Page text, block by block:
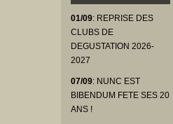
01/09: REPRISE DES
CLUBS DE
DEGUSTATION 2026-
2027
07/09: NUNC EST
BIBENDUM FETE SES 20
ANS !